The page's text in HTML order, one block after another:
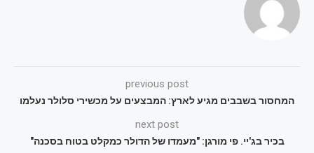
previous post
המחסור בשבבים מגיע לארץ: המבצעים על מכשירי סלולר נעלמו
next post
בכיר בג'יי. פי מורגן: "מעמדו של הדולר כמקלט בטוח בסכנה"